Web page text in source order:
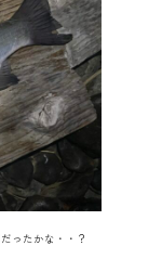
ったかな・・？